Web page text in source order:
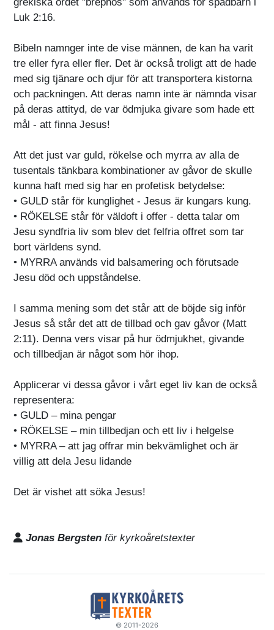
Luk 2:16.
Bibeln namnger inte de vise männen, de kan ha varit
tre eller fyra eller fler. Det är också troligt att de hade
med sig tjänare och djur för att transportera kistorna
och packningen. Att deras namn inte är nämnda visar
på deras attityd, de var ödmjuka givare som hade ett
mål - att finna Jesus!
Att det just var guld, rökelse och myrra av alla de
tusentals tänkbara kombinationer av gåvor de skulle
kunna haft med sig har en profetisk betydelse:
• GULD står för kunglighet - Jesus är kungars kung.
• RÖKELSE står för väldoft i offer - detta talar om
Jesu syndfria liv som blev det felfria offret som tar
bort världens synd.
• MYRRA används vid balsamering och förutsade
Jesu död och uppståndelse.
I samma mening som det står att de böjde sig inför
Jesus så står det att de tillbad och gav gåvor (Matt
2:11). Denna vers visar på hur ödmjukhet, givande
och tillbedjan är något som hör ihop.
Applicerar vi dessa gåvor i vårt eget liv kan de också
representera:
• GULD – mina pengar
• RÖKELSE – min tillbedjan och ett liv i helgelse
• MYRRA – att jag offrar min bekvämlighet och är
villig att dela Jesu lidande
Det är vishet att söka Jesus!
Jonas Bergsten för kyrkoåretstexter
© 2011-2026